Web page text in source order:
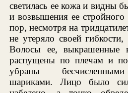
светилась ее кожа и видны
и возвышения ее стройного
пор, несмотря на
не утеряло своей
Волосы ее, выкрашенные
распущены по плечам и
убраны
шариками. Лицо было